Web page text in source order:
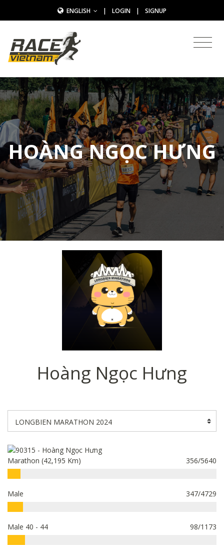
ENGLISH | LOGIN | SIGNUP
HOÀNG NGỌC HƯNG
Hoàng Ngọc Hưng
Marathon (42,195 Km) 356/5640
Male 347/4729
Male 40 - 44 98/1173